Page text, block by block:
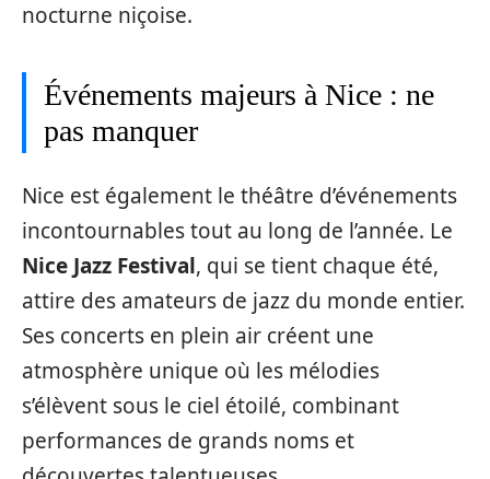
nocturne niçoise.
Événements majeurs à Nice : ne
pas manquer
Nice est également le théâtre d’événements
incontournables tout au long de l’année. Le
Nice Jazz Festival, qui se tient chaque été,
attire des amateurs de jazz du monde entier.
Ses concerts en plein air créent une
atmosphère unique où les mélodies
s’élèvent sous le ciel étoilé, combinant
performances de grands noms et